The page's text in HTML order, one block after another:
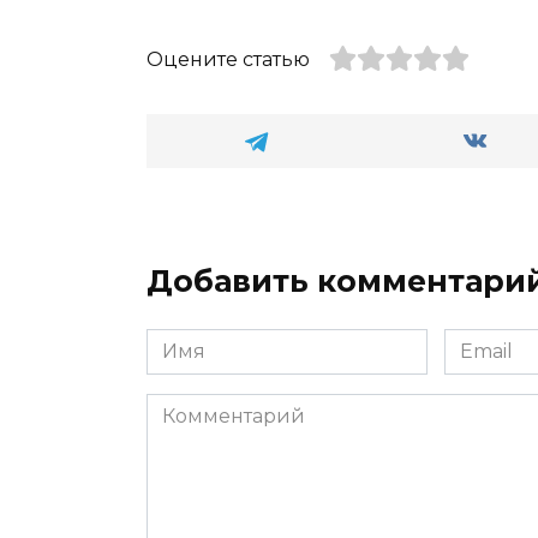
Оцените статью
Добавить
Имя
*
Email
*
Комментарий